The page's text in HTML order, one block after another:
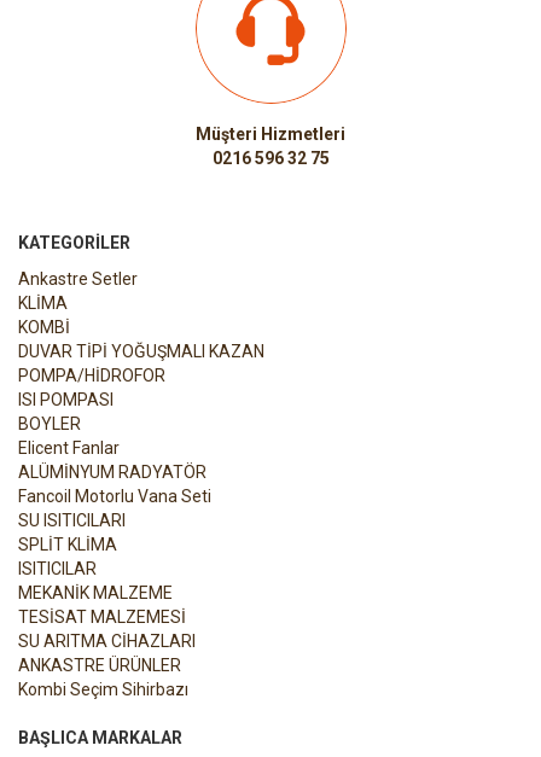
Müşteri Hizmetleri
0216 596 32 75
KATEGORILER
Ankastre Setler
KLİMA
KOMBİ
DUVAR TİPİ YOĞUŞMALI KAZAN
POMPA/HİDROFOR
ISI POMPASI
BOYLER
Elicent Fanlar
ALÜMİNYUM RADYATÖR
Fancoil Motorlu Vana Seti
SU ISITICILARI
SPLİT KLİMA
ISITICILAR
MEKANİK MALZEME
TESİSAT MALZEMESİ
SU ARITMA CİHAZLARI
ANKASTRE ÜRÜNLER
Kombi Seçim Sihirbazı
BAŞLICA MARKALAR